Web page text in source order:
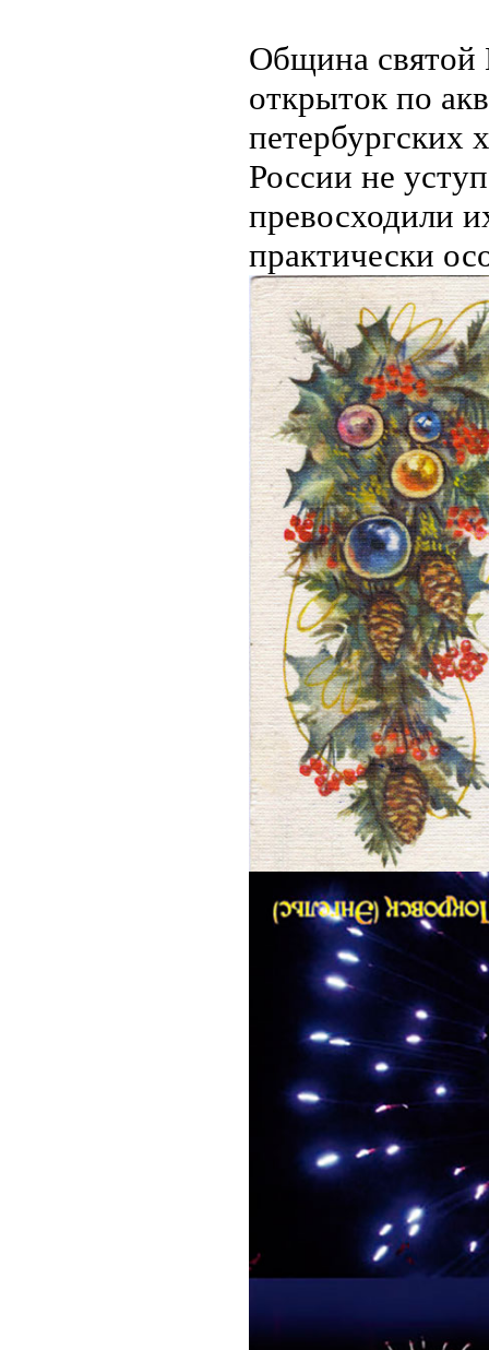
Община святой
открыток по
петербургских
России не
превосходили
практически